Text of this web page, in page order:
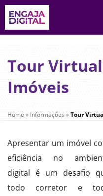
Tour Virtual
Imóveis
Home » Informações »Tour
Apresentar um imóvel
eficiência no
digital é um desafio
todo corretor e